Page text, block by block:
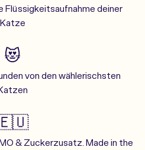
deiner
Katze
😻
von den wählerischsten
& Zuckerzusatz. Made in the